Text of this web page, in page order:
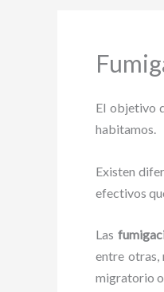
El objetivo
habitamos.
Existen
efectivos
Las
entre otras,
migratorio